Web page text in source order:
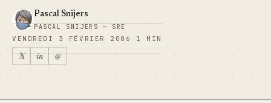
Pascal Snijers
PASCAL SNIJERS — SRE
VENDREDI 3 FÉVRIER 2006 1 MIN
𝕏 in @